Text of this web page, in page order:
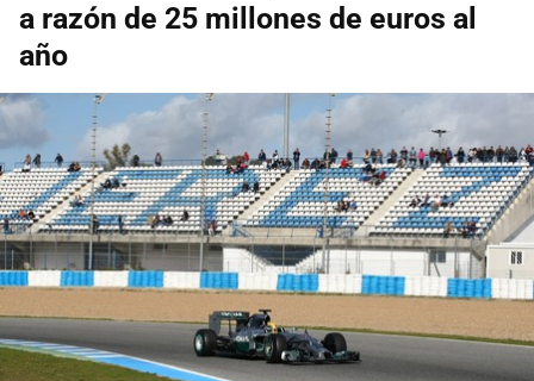
a razón de 25 millones de euros al
año